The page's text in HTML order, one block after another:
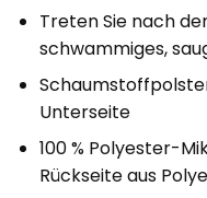
Treten Sie nach
schwammiges,
Unterseite
100 % Polyester-
Rückseite aus